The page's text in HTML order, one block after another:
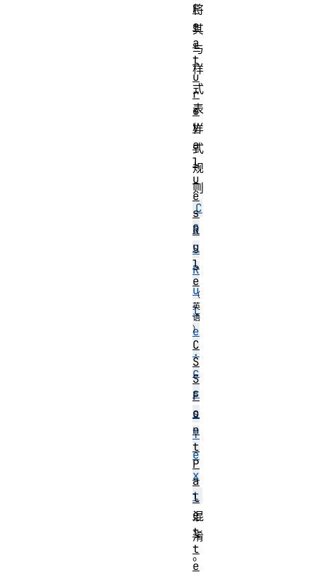
将
其
与
样
式
表
样
式
规
则
C
S
S
R
u
l
e
.
c
s
s
T
e
x
t
混
淆
。
F
e
a
t
u
r
e
V
a
l
u
e
s
R
u
l
e
C
S
S
F
o
n
t
P
a
l
e
t
t
e